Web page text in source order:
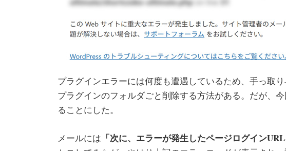
プラグインエラーには何度も遭遇しているため、手っ取
プラグインのフォルダごと削除する方法がある。だが、
ることにした。
メールには 「次に、エラーが発生したページログインURL